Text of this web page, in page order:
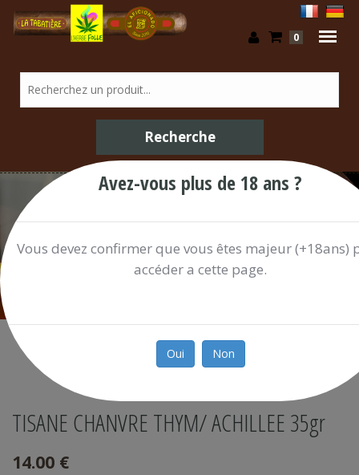
0
/ Shop
TISANE CHANVRE THYM/ ACHILLEE 35gr
14.00 €
Avez-vous plus de 18 ans ?
Vous devez confirmer que vous êtes majeur (+18ans)
accéder a cette page.
Oui Non